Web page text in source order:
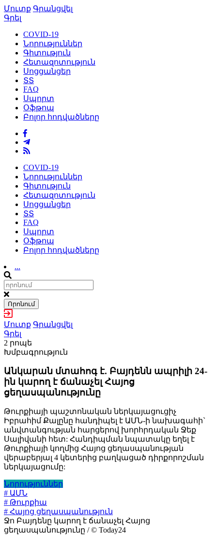
Մուտք Գրանցվել
Գրել
COVID-19
Նորություններ
Գիտություն
Հետազոտություն
Սոցցանցեր
ՏՏ
FAQ
Սպորտ
Օֆթոպ
Բոլոր հոդվածները
COVID-19
Նորություններ
Գիտություն
Հետազոտություն
Սոցցանցեր
ՏՏ
FAQ
Սպորտ
Օֆթոպ
Բոլոր հոդվածները
...
Որոնում
Մուտք Գրանցվել
Գրել
2 րոպե
Խմբագրություն
Անկարան մտահոգ է. Բայդենն ապրիլի 24-
ին կարող է ճանաչել Հայոց
ցեղասպանությունը
Թուրքիայի պաշտոնական ներկայացուցիչ
Իբրահիմ Քալընը հանդիպել է ԱՄՆ-ի նախագահի`
անվտանգության հարցերով խորհրդական Ջեք
Սալիվանի հետ: Հանդիպման նպատակը եղել է
Թուրքիայի կողմից Հայոց ցեղասպանության
վերաբերյալ 4 կետերից բաղկացած դիրքորոշման
ներկայացումը:
Նորություններ
# ԱՄՆ
# Թուրքիա
# Հայոց ցեղասպանություն
Ջո Բայդենը կարող է ճանաչել Հայոց
ցեղասպանությունը / © Today24